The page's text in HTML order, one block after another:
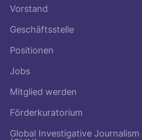
Vorstand
Geschäftsstelle
Positionen
Jobs
Mitglied werden
Förderkuratorium
Global Investigative